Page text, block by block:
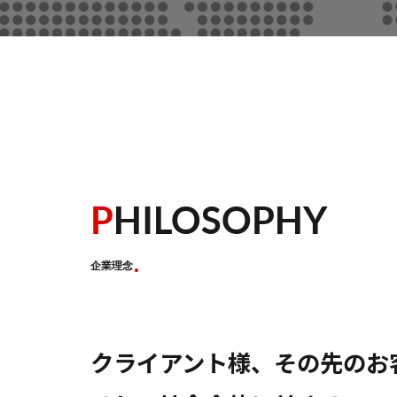
PHILOSOPHY
企業理念
クライアント様、その先のお